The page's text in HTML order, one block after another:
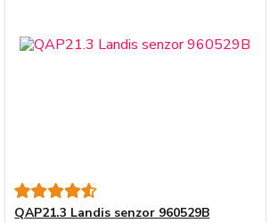
QAP21.3 Landis senzor 960529B